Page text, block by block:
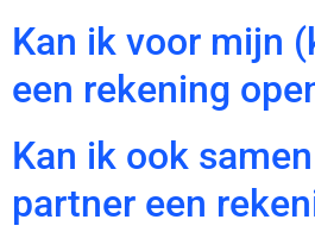
Kan ik voor mijn
een rekening
Kan ik ook
partner een